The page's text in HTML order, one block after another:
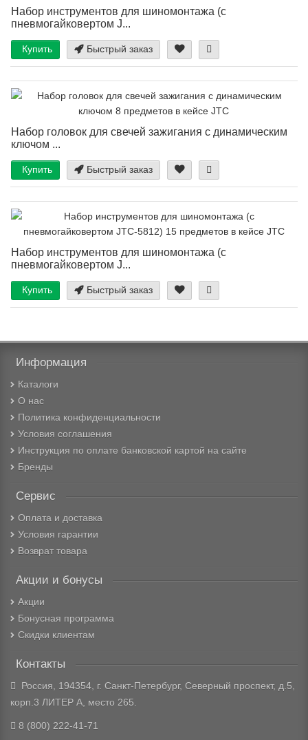
Набор инструментов для шиномонтажа (с
пневмогайковертом J...
Купить Быстрый заказ
Набор головок для свечей зажигания с динамическим
ключом ...
Купить Быстрый заказ
Набор инструментов для шиномонтажа (с
пневмогайковертом J...
Купить Быстрый заказ
Информация
Каталоги
О нас
Политика конфиденциальности
Условия соглашения
Инструкция по оплате банковской картой на сайте
Бренды
Сервис
Оплата и доставка
Условия гарантии
Возврат товара
Акции и бонусы
Акции
Бонусная программа
Скидки клиентам
Контакты
Россия, 194354, г. Санкт-Петербург, Северный проспект, д.5,
корп.3 ЛИТЕР А, место 265.
8 (800) 222-41-71